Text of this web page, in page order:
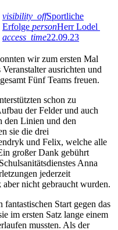
visibility_offSportliche
Erfolge personHerr Lodel
access_time22.09.23
wir zum ersten Mal
ausrichten und
Fünf Teams freuen.
schon zu
der Felder und auch
den Linien und den
sie die drei
und Felix, welche alle
großer Dank gebührt
Anna
jederzeit
nicht gebraucht wurden.
Start gegen das
im ersten Satz lange einem
mussten. Als der